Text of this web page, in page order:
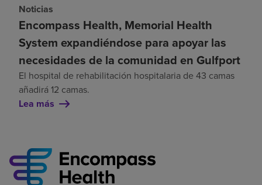
Noticias
Encompass Health, Memorial Health
System expandiéndose para apoyar las
necesidades de la comunidad en Gulfport
El hospital de rehabilitación hospitalaria de 43 camas
añadirá 12 camas.
Lea más